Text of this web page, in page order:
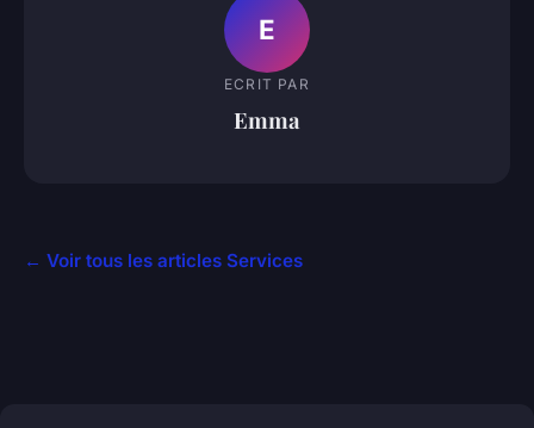
E
ECRIT PAR
Emma
← Voir tous les articles Services